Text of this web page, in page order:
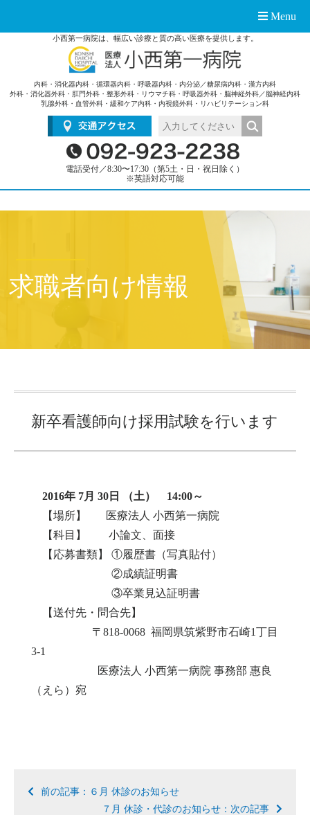
小西第一病院は、幅広い診療と質の高い医療を提供します。
内科・消化器内科・循環器内科・呼吸器内科・内分泌／糖尿病内科・漢方内科
外科・消化器外科・肛門外科・整形外科・リウマチ科・呼吸器外科・脳神経外科／脳神経内科
乳腺外科・血管外科・緩和ケア内科・内視鏡外科・リハビリテーション科
電話受付／8:30〜17:30（第5土・日・祝日除く）
※英語対応可能
Menu
求職者向け情報
新卒看護師向け採用試験を行います
2016年 7月 30日 （土） 14:00～
【場所】 医療法人 小西第一病院
【科目】 小論文、面接
【応募書類】 ①履歴書（写真貼付）
②成績証明書
③卒業見込証明書
【送付先・問合先】
〒818-0068 福岡県筑紫野市石崎1丁目
3-1
医療法人 小西第一病院 事務部 惠良
（えら）宛
前の記事：６月 休診のお知らせ
７月 休診・代診のお知らせ：次の記事